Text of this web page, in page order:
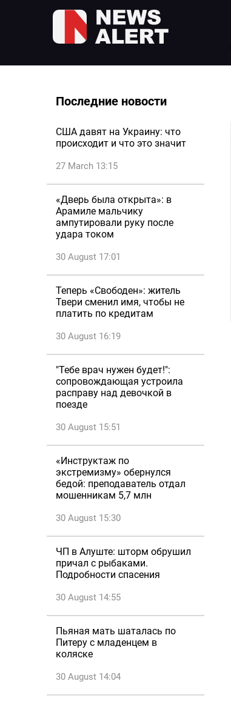
Последние новости
США давят на Украину: что
происходит и что это значит
27 March 13:15
«Дверь была открыта»: в
Арамиле мальчику
ампутировали руку после
удара током
30 August 17:01
Теперь «Свободен»: житель
Твери сменил имя, чтобы не
платить по кредитам
30 August 16:19
"Тебе врач нужен будет!":
сопровождающая устроила
расправу над девочкой в
поезде
30 August 15:51
«Инструктаж по
экстремизму» обернулся
бедой: преподаватель отдал
мошенникам 5,7 млн
30 August 15:30
ЧП в Алуште: шторм обрушил
причал с рыбаками.
Подробности спасения
30 August 14:55
Пьяная мать шаталась по
Питеру с младенцем в
коляске
30 August 14:04